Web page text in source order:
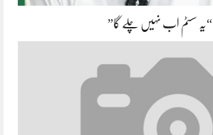
“یہ سسٹم اب نہیں چلے گا”